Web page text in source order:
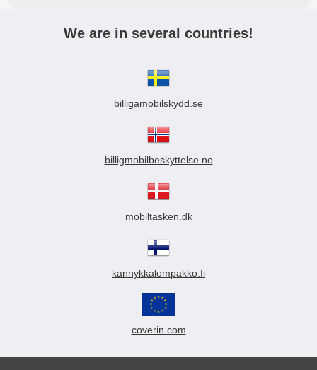
We are in several countries!
billigamobilskydd.se
billigmobilbeskyttelse.no
mobiltasken.dk
kannykkalompakko.fi
coverin.com